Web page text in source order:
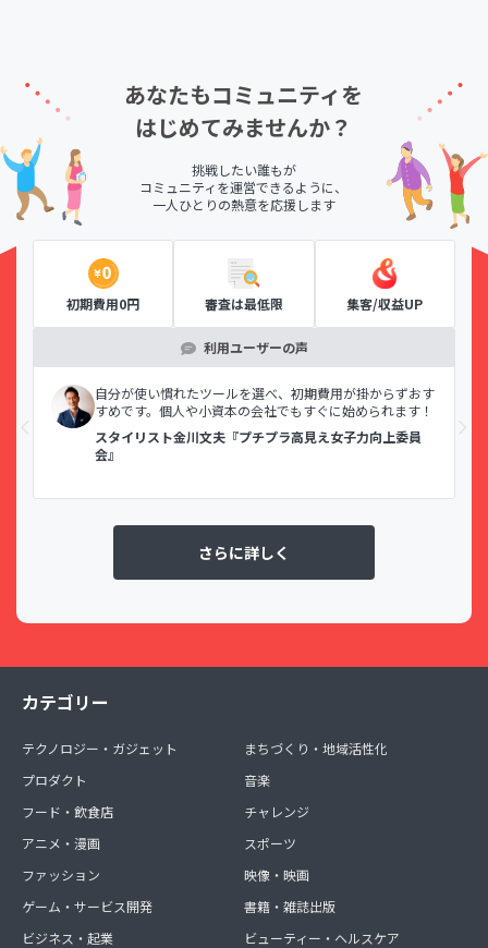
あなたもコミュニティを
はじめてみませんか？
挑戦したい誰もが
コミュニティを運営できるように、
一人ひとりの熱意を応援します
初期費用0円 審査は最低限 集客/収益UP
利用ユーザーの声
自分が使い慣れたツールを選べ、初期費用が掛からずおす
すめです。個人や小資本の会社でもすぐに始められます！
スタイリスト金川文夫『プチプラ高見え女子力向上委員
会』
さらに詳しく
カテゴリー
テクノロジー・ガジェット
プロダクト
フード・飲食店
アニメ・漫画
ファッション
ゲーム・サービス開発
ビジネス・起業
まちづくり・地域活性化
音楽
チャレンジ
スポーツ
映像・映画
書籍・雑誌出版
ビューティー・ヘルスケア